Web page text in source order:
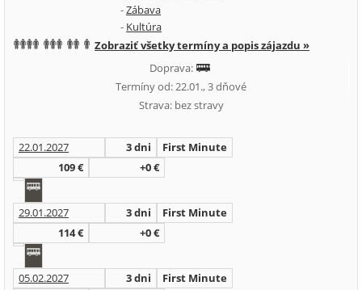
-Zábava
- Kultúra
Zobraziť všetky termíny a popis zájazdu »
Doprava:
Termíny od: 22.01., 3 dňové
Strava: bez stravy
22.01.2027 3 dni
First Minute
109 €
+0 €
29.01.2027 3 dni
First Minute
114 €
+0 €
05.02.2027 3 dni
First Minute